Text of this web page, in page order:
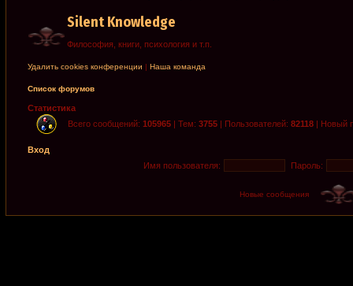
Silent Knowledge
Философия, книги, психология и т.п.
Удалить cookies конференции | Наша команда
Список форумов
Статистика
Всего сообщений: 105965 | Тем: 3755 | Пользователей: 82118 | Новый
Вход
Имя пользователя:
Пароль:
Новые сообщения